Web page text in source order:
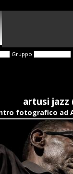
Gruppo
artusi
fotografico ad